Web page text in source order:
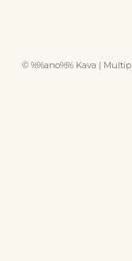
© %%ano%% Kava |